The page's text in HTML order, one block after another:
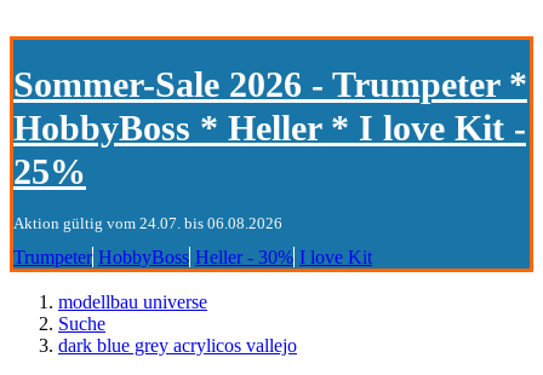
Sommer-Sale 2026 - Trumpeter *
HobbyBoss * Heller * I love Kit -
25%
Aktion gültig vom 24.07. bis 06.08.2026
Trumpeter HobbyBoss Heller - 30% I love Kit
modellbau universe
Suche
dark blue grey acrylicos vallejo